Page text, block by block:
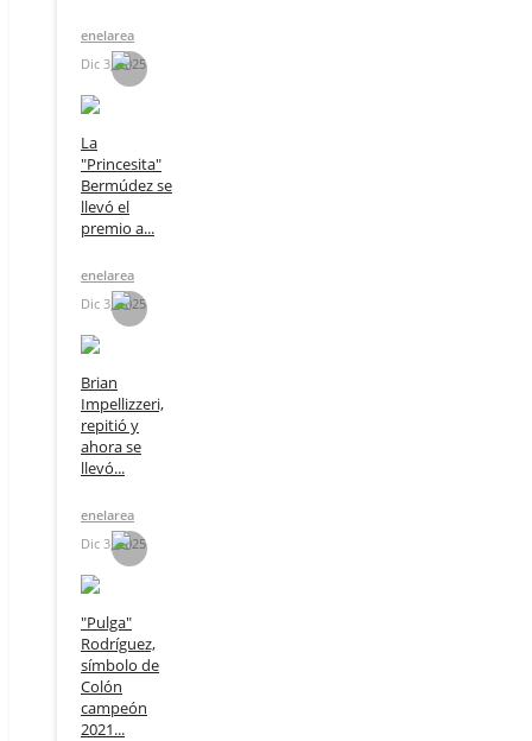
enelarea
Dic 3, 2025
La
"Princesita"
Bermúdez se
llevó el
premio a...
enelarea
Dic 3, 2025
Brian
Impellizzeri,
repitió y
ahora se
llevó...
enelarea
Dic 3, 2025
"Pulga"
Rodríguez,
símbolo de
Colón
campeón
2021...